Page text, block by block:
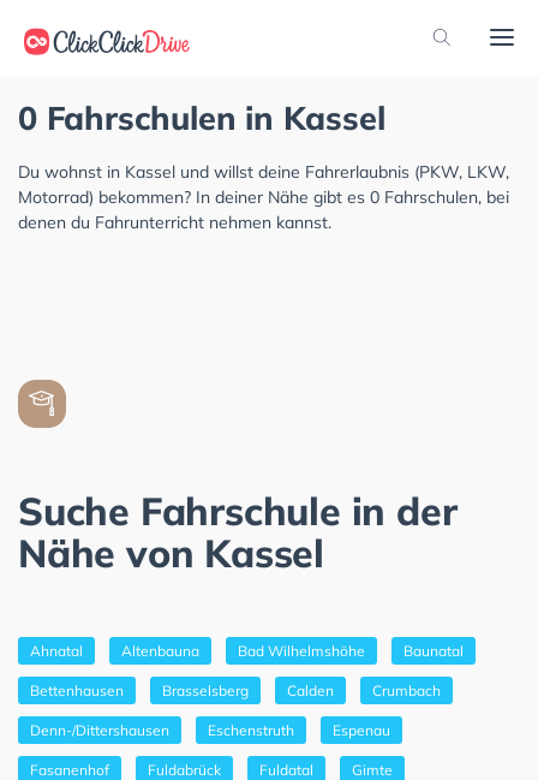
0 Fahrschulen in Kassel
Du wohnst in Kassel und willst deine Fahrerlaubnis (PKW, LKW,
Motorrad) bekommen? In deiner Nähe gibt es 0 Fahrschulen, bei
denen du Fahrunterricht nehmen kannst.
Suche Fahrschule in der
Nähe von Kassel
Ahnatal Altenbauna Bad Wilhelmshöhe Baunatal
Bettenhausen Brasselsberg Calden Crumbach
Denn-/Dittershausen Eschenstruth Espenau
Fasanenhof Fuldabrück Fuldatal Gimte